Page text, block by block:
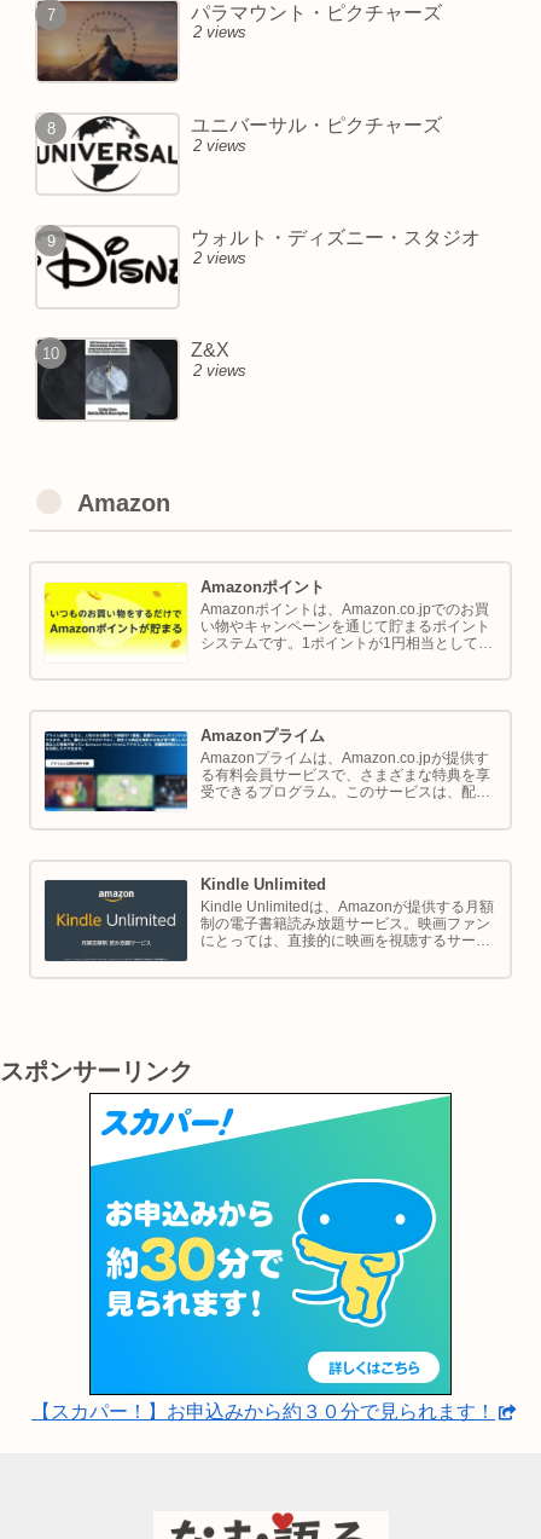
パラマウント・ピクチャーズ
2 views
ユニバーサル・ピクチャーズ
2 views
ウォルト・ディズニー・スタジオ
2 views
Z&X
2 views
Amazon
Amazonポイント
Amazonポイントは、Amazon.co.jpでのお買
い物やキャンペーンを通じて貯まるポイント
システムです。1ポイントが1円相当として、
では Amazon ポイントの使い方と貯め方を解
Amazonプライム
Amazonプライムは、Amazon.co.jpが提供す
る有料会員サービスで、さまざまな特典を享
受できるプログラム。このサービスは、配送
実、さらには限定割引までをカバーし、日常
Kindle Unlimited
Kindle Unlimitedは、Amazonが提供する月額
制の電子書籍読み放題サービス。映画ファン
にとっては、直接的に映画を視聴するサービ
理解し、楽しむための間接的なツールとして
スポンサーリンク
【スカパー！】お申込みから約３０分で見られます！